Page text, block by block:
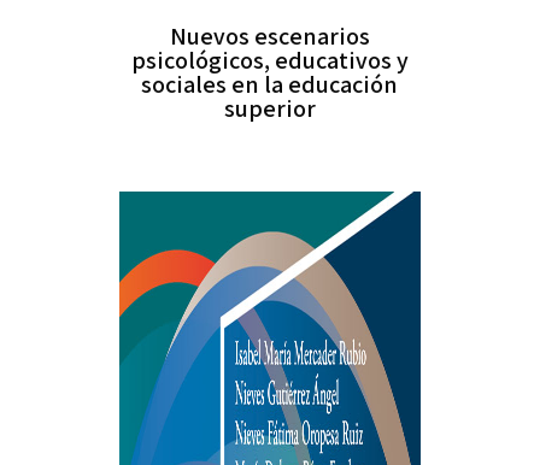
Nuevos escenarios
psicológicos, educativos y
sociales en la educación
superior